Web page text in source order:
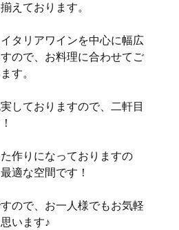
えております。
タリアワインを中心に幅広
ので、お料理に合わせてご
す。
しておりますので、二軒目
作りになっておりますの
適な空間です！
ので、お一人様でもお気軽
います♪